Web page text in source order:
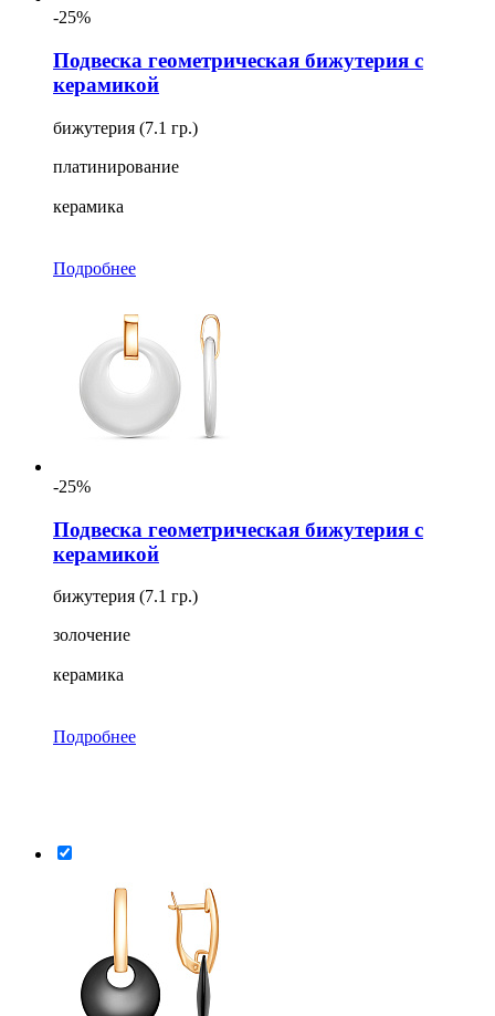
-25%
Подвеска геометрическая бижутерия с
керамикой
бижутерия (7.1 гр.)
платинирование
керамика
Подробнее
-25%
Подвеска геометрическая бижутерия с
керамикой
бижутерия (7.1 гр.)
золочение
керамика
Подробнее